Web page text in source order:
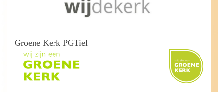
Groene Kerk PGTiel